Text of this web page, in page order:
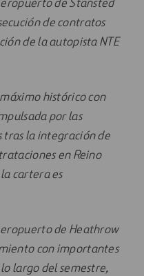
de Stansted
de contratos
de la autopista NTE
histórico con
por las
tras la integración de
en Reino
cartera es
de Heathrow
con importantes
largo del semestre,